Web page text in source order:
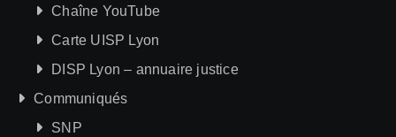
Chaîne YouTube
Carte UISP Lyon
DISP Lyon – annuaire justice
Communiqués
SNP